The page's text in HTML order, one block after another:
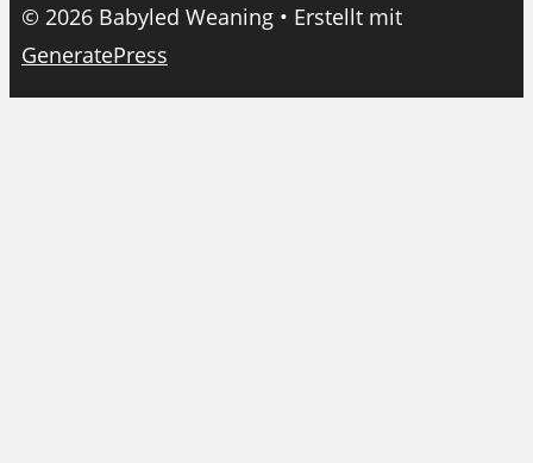
© 2026 Babyled Weaning • Erstellt mit
GeneratePress